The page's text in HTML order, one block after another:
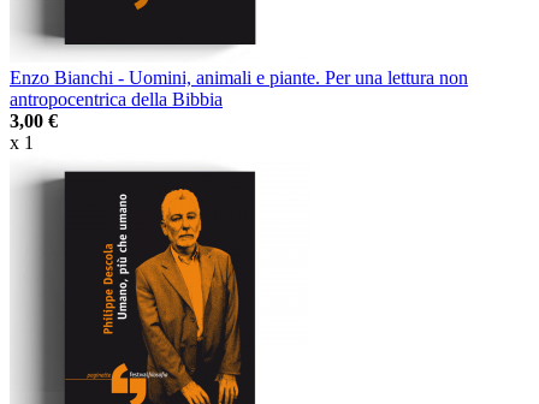
Enzo Bianchi - Uomini, animali e piante. Per una lettura non
antropocentrica della Bibbia
3,00 €
x 1